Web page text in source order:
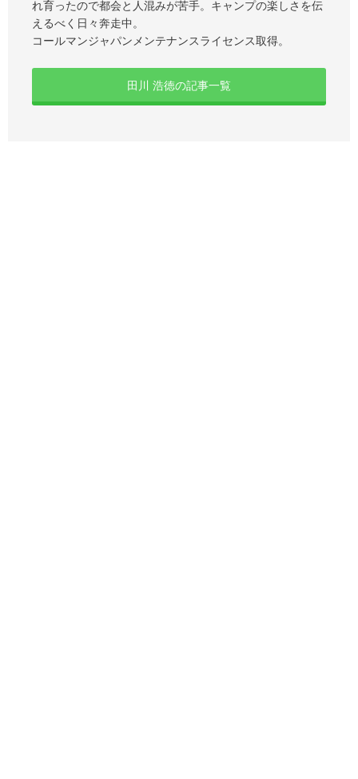
れ育ったので都会と人混みが苦手。キャンプの楽しさを伝
えるべく日々奔走中。
コールマンジャパンメンテナンスライセンス取得。
田川 浩徳の記事一覧